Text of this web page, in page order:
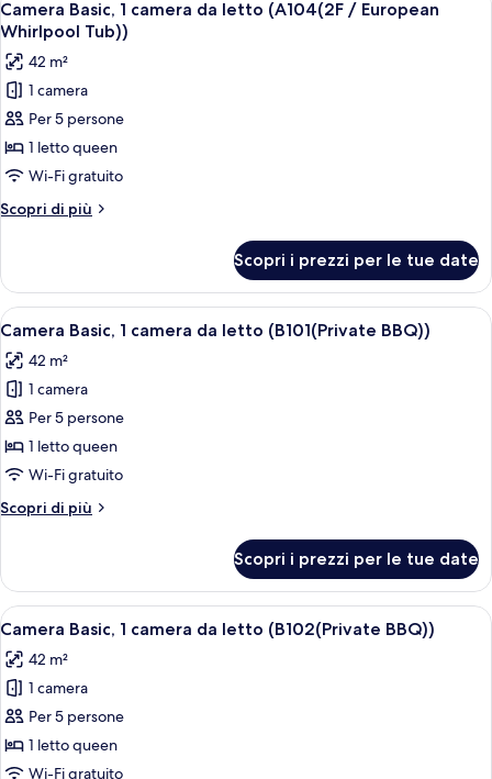
Whirlpool
Tub))
camera
da
(A103(2F
European
Whirlpool
Tub))
tutte
le
foto
per
Camera
Basic,
1
camera
da
(A104(2F
European
Whirlpool
Tub))
8
Camera Basic, 1 camera da letto (A104(2F / European
Whirlpool Tub))
42 m²
1 camera
Per 5 persone
1 letto queen
Wi-Fi gratuito
Scopri di più
Altri
Basic,
camera
letto
(A104(2F
European
Whirlpool
Tub))
Scopri i prezzi per le tue date
Apri
tutte
le
foto
per
Camera
Basic,
camera
(B101(Private
BBQ))
Camera Basic, 1 camera da letto
9
Camera Basic, 1 camera da letto (B101(Private BBQ))
42 m²
1 camera
Per 5 persone
1 letto queen
Wi-Fi gratuito
Scopri di più
Altri
Basic,
camera
letto
(B101(Private
BBQ))
Scopri i prezzi per le tue date
Apri
tutte
le
foto
per
Camera
Basic,
Camera Basic, 1 camera da letto
9
Camera Basic, 1 camera da letto (B102(Private BBQ))
42 m²
1 camera
Per 5 persone
1 letto queen
Wi-Fi gratuito